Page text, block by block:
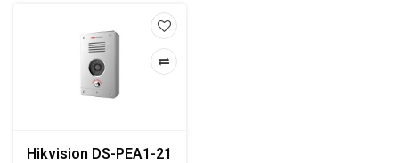
Hikvision DS-PEA1-21